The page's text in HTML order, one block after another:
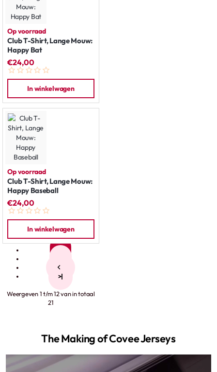
Op voorraad
Club T-Shirt, Lange Mouw:
Happy Bat
€24,00
In winkelwagen
Op voorraad
Club T-Shirt, Lange Mouw:
Happy Baseball
€24,00
In winkelwagen
>|
Weergeven 1 t/m 12 van in totaal
21
The Making of Covee Jerseys